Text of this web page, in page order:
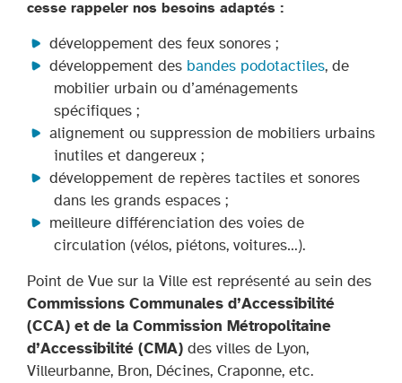
cesse rappeler nos besoins adaptés :
développement des feux sonores ;
développement des bandes podotactiles, de
mobilier urbain ou d’aménagements
spécifiques ;
alignement ou suppression de mobiliers urbains
inutiles et dangereux ;
développement de repères tactiles et sonores
dans les grands espaces ;
meilleure différenciation des voies de
circulation (vélos, piétons, voitures…).
Point de Vue sur la Ville est représenté au sein des
Commissions Communales d’Accessibilité
(CCA) et de la Commission Métropolitaine
d’Accessibilité (CMA) des villes de Lyon,
Villeurbanne, Bron, Décines, Craponne, etc.